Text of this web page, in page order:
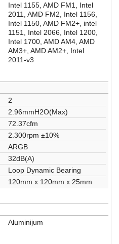
Intel 1155, AMD FM1, Intel
2011, AMD FM2, Intel 1156,
Intel 1150, AMD FM2+, intel
1151, Intel 2066, Intel 1200,
Intel 1700, AMD AM4, AMD
AM3+, AMD AM2+, Intel
2011-v3
2
2.96mmH2O(Max)
72.37cfm
2.300rpm ±10%
ARGB
32dB(A)
Loop Dynamic Bearing
120mm x 120mm x 25mm
Aluminijum